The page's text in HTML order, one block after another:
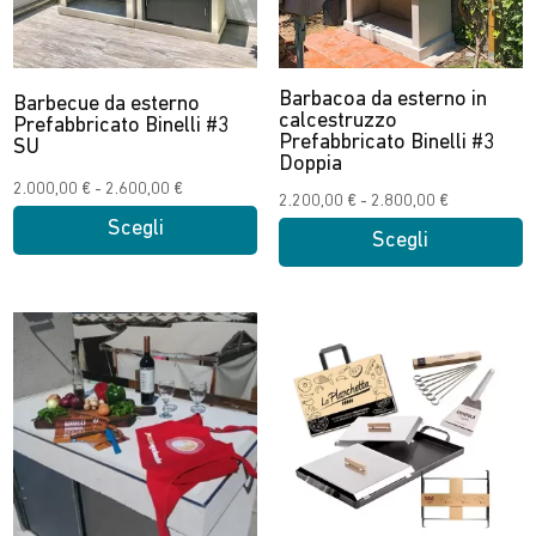
essere
scelte
pagina
del
prodotto
essere
scelte
nella
pagina
del
Barbecue da esterno
Prefabbricato Binelli #3
SU
2.000,00 € - 2.600,00 €
2.000,00 €
2.600,00 €
Scegli
varianti.
Le
opzioni
possono
essere
Barbacoa da esterno in
calcestruzzo
Prefabbricato Binelli #3
Doppia
2.200,00 € - 2.800,00 €Fascia
a
2.800,00 €
Scegli
varianti.
opzioni
possono